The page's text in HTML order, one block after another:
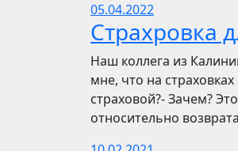
05.04.2022
Страхровка
Наш коллега из
мне, что на
страховой?- Зачем?
относительно